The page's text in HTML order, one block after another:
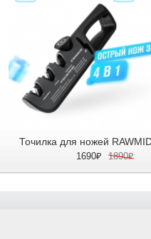
Точилка для ножей
1690₽ 1890₽